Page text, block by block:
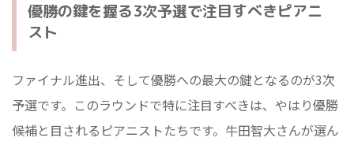
優勝の鍵を握る3次予選で注目すべきピアニ
スト
ファイナル進出、そして優勝への最大の鍵となるのが3次
予選です。このラウンドで特に注目すべきは、やはり優勝
候補と目されるピアニストたちです。牛田智大さんが選ん